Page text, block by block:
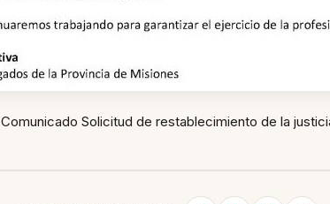
Comunicado Solicitud de restablecimiento de la